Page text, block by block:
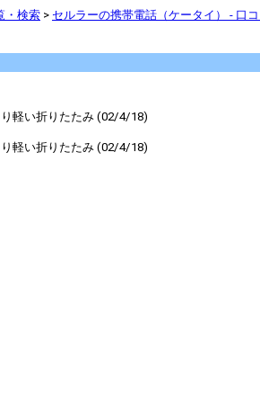
・検索 > セルラーの携帯電話（ケータイ） - 口
軽い折りたたみ (02/4/18)
軽い折りたたみ (02/4/18)